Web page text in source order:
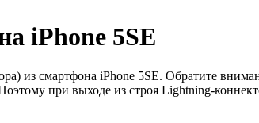
iPhone 5SE
из смартфона iPhone 5SE. Обратите
при выходе из строя Lightning-